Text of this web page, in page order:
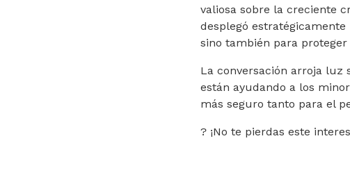
valiosa sobre la creciente
desplegó
sino también para
La conversación arroja luz
están ayudando a los
más seguro tanto para el
? ¡No te pierdas este